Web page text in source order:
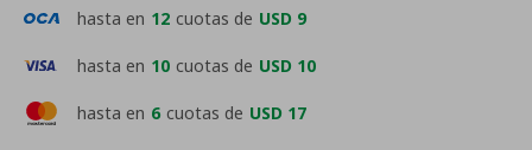
hasta en 6 cuotas de USD 17
hasta en 12 cuotas de USD 9
hasta en 10 cuotas de USD 10